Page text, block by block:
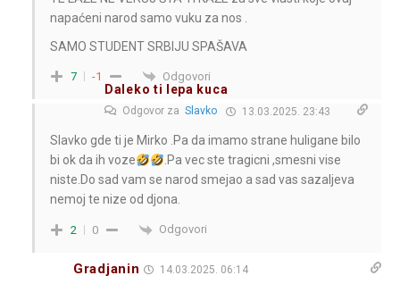
napaćeni narod samo vuku za nos .
SAMO STUDENT SRBIJU SPAŠAVA
7 -1 Odgovori
Daleko ti lepa kuca
Odgovor za Slavko 13.03.2025. 23:43
Slavko gde ti je Mirko .Pa da imamo strane huligane bilo
bi ok da ih voze
.Pa vec ste tragicni ,smesni vise
niste.Do sad vam se narod smejao a sad vas sazaljeva
nemoj te nize od djona.
2 0 Odgovori
Gradjanin 14.03.2025. 06:14